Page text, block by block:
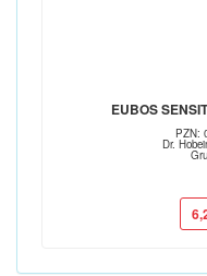
EUBOS
PZN:
Dr.